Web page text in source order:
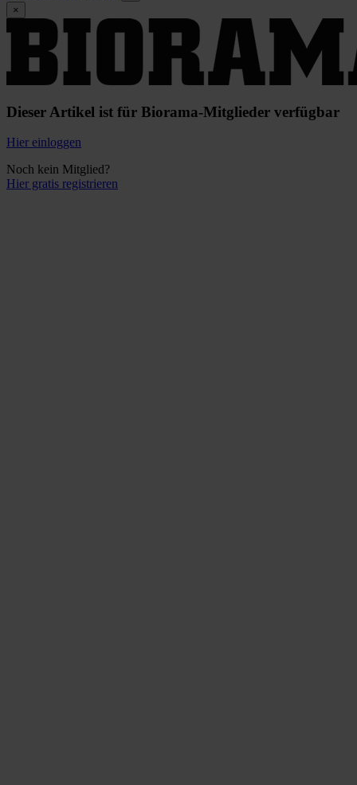
×
Dieser Artikel ist für Biorama-Mitglieder verfügbar
Hier einloggen
Noch kein Mitglied?
Hier gratis registrieren